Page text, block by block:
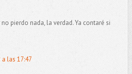
pierdo nada, la verdad. Ya contaré si
las 17:47